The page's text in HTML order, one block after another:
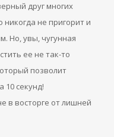
друг многих
никогда не пригорит и
Но, увы, чугунная
ее не так-то
позволит
10 секунд!
в восторге от лишней